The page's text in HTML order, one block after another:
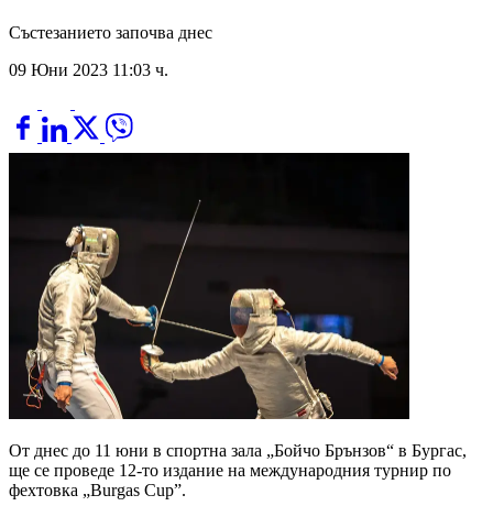
Състезанието започва днес
09 Юни 2023 11:03 ч.
От днес до 11 юни в спортна зала „Бойчо Брънзов“ в Бургас,
ще се проведе 12-то издание на международния турнир по
фехтовка „Burgas Cup”.